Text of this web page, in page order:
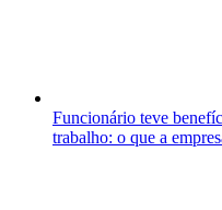
Funcionário teve
trabalho: o que a